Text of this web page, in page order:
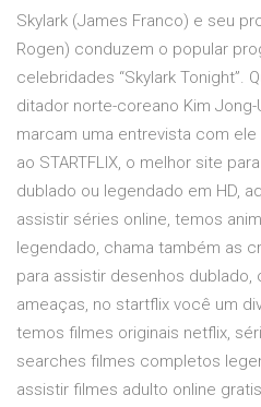
Skylark (James Franco) e seu
Rogen) conduzem o popular
celebridades “Skylark Tonight”.
ditador norte-coreano Kim
marcam uma entrevista com
ao STARTFLIX, o melhor site
dublado ou legendado em HD,
assistir séries online, temos
legendado, chama também as
para assistir desenhos dublado,
ameaças, no startflix você um
temos filmes originais netflix,
searches filmes completos
assistir filmes adulto online